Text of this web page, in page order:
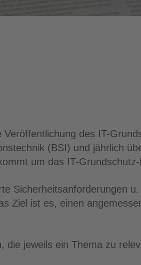
Veröffentlichung des IT-
(BSI) und jährlich
um das IT-
Sicherheitsanforderungen
Ziel ist es, einen
die jeweils ein Thema zu